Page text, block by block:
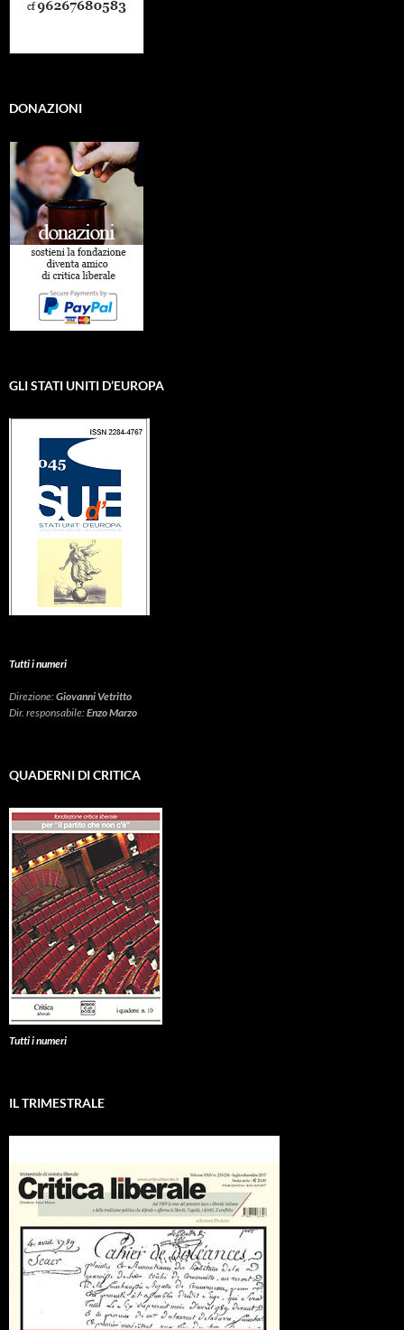
DONAZIONI
GLI STATI UNITI D’EUROPA
Tutti i numeri
Direzione:Giovanni Vetritto
Dir. responsabile:Enzo Marzo
QUADERNI DI CRITICA
Tutti i numeri
IL TRIMESTRALE